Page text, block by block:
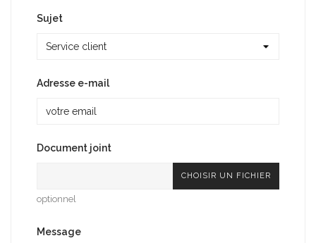
Sujet
Adresse e-mail
Document joint
CHOISIR UN FICHIER
optionnel
Message